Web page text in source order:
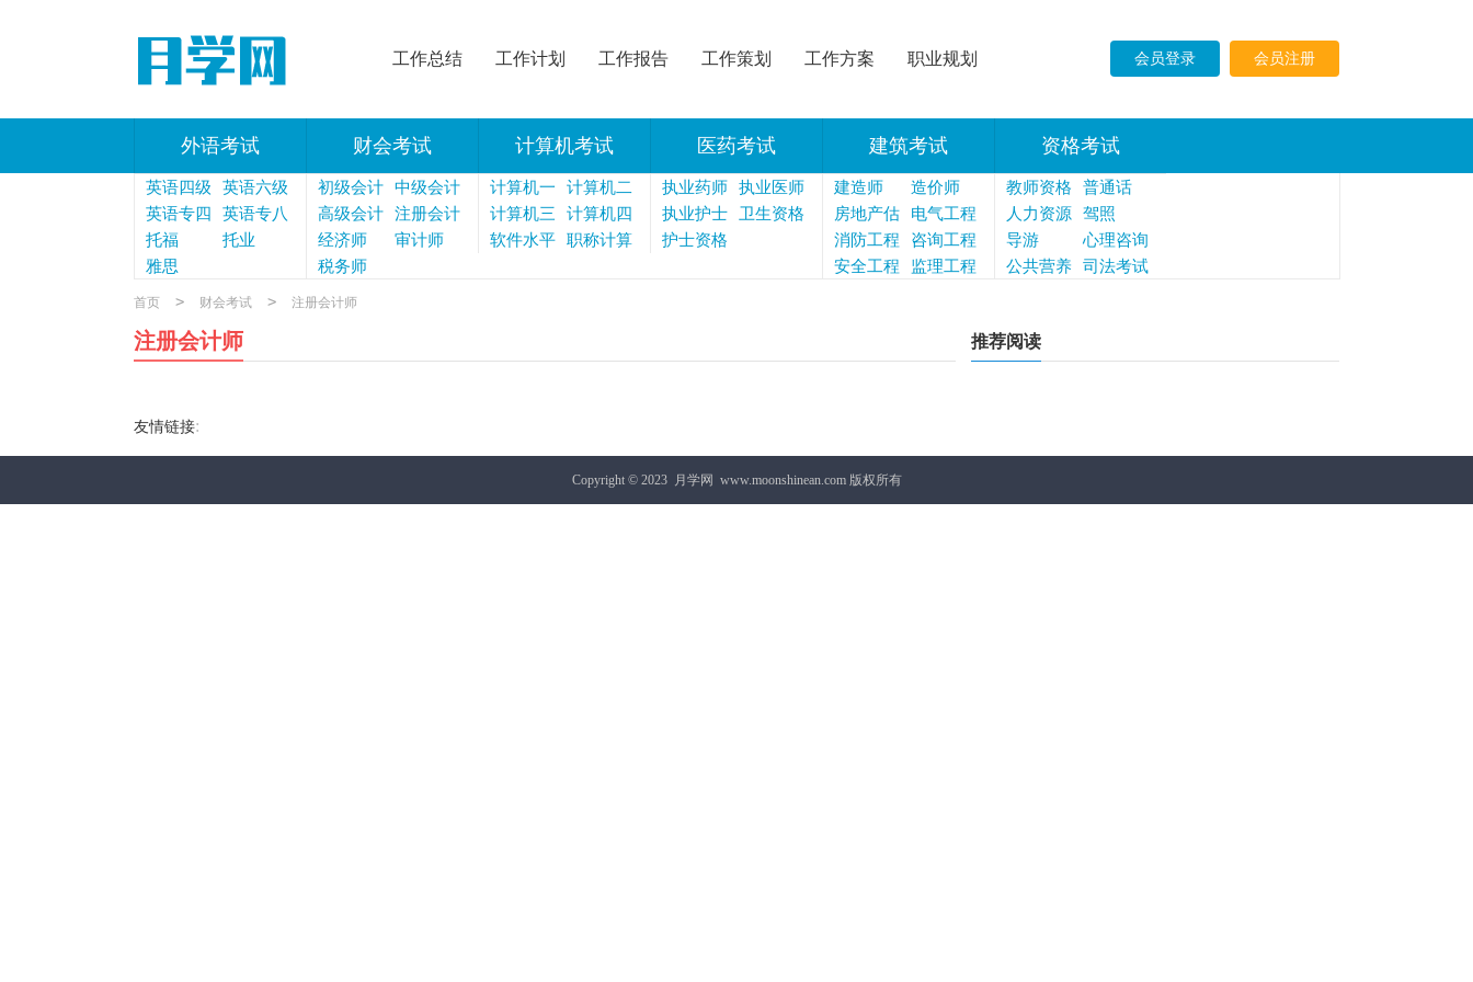
工作总结 工作计划 工作报告 工作策划 工作方案 职业规划 会员登录 会员注册
外语考试 财会考试 计算机考试 医药考试 建筑考试 资格考试
英语四级
英语六级
英语专四
英语专八
托福
托业
雅思
初级会计
中级会计
高级会计
注册会计
师
经济师
审计师
税务师
计算机一
级
计算机二
级
计算机三
级
计算机四
级
软件水平
职称计算
执业药师
执业医师
执业护士
卫生资格
护士资格
建造师
造价师
房地产估
价师
电气工程
师
消防工程
师
咨询工程
师
安全工程
监理工程
教师资格
普通话
人力资源
驾照
导游
心理咨询
师
公共营养
司法考试
首页 > 财会考试 > 注册会计师
注册会计师 推荐阅读
友情链接:
Copyright © 2023 月学网 www.moonshinean.com 版权所有